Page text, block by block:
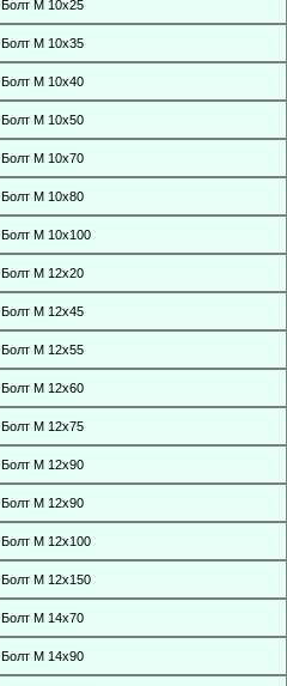
Болт М 10х25
Болт М 10х35
Болт М 10х40
Болт М 10х50
Болт М 10х70
Болт М 10х80
Болт М 10х100
Болт М 12х20
Болт М 12х45
Болт М 12х55
Болт М 12х60
Болт М 12х75
Болт М 12х90
Болт М 12х90
Болт М 12х100
Болт М 12х150
Болт М 14х70
Болт М 14х90